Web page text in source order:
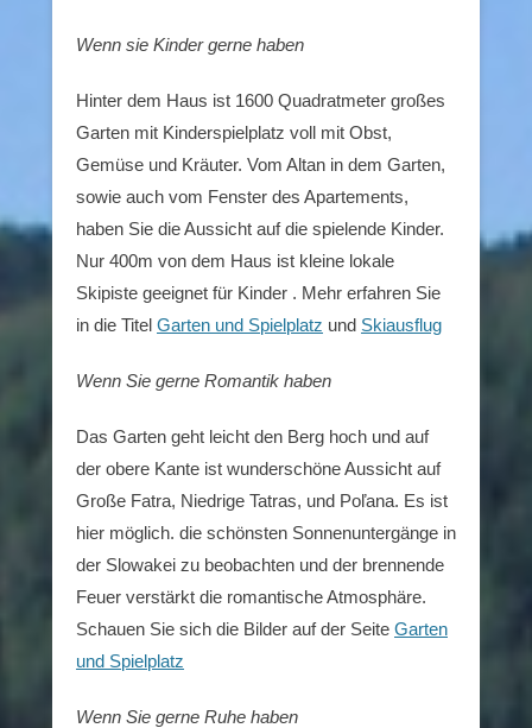
Wenn sie Kinder gerne haben
Hinter dem Haus ist 1600 Quadratmeter großes
Garten mit Kinderspielplatz voll mit Obst,
Gemüse und Kräuter. Vom Altan in dem Garten,
sowie auch vom Fenster des Apartements,
haben Sie die Aussicht auf die spielende Kinder.
Nur 400m von dem Haus ist kleine lokale
Skipiste geeignet für Kinder . Mehr erfahren Sie
in die Titel Garten und Spielplatz und Skiausflug
Wenn Sie gerne Romantik haben
Das Garten geht leicht den Berg hoch und auf
der obere Kante ist wunderschöne Aussicht auf
Große Fatra, Niedrige Tatras, und Poľana. Es ist
hier möglich. die schönsten Sonnenuntergänge in
der Slowakei zu beobachten und der brennende
Feuer verstärkt die romantische Atmosphäre.
Schauen Sie sich die Bilder auf der Seite Garten
und Spielplatz
Wenn Sie gerne Ruhe haben